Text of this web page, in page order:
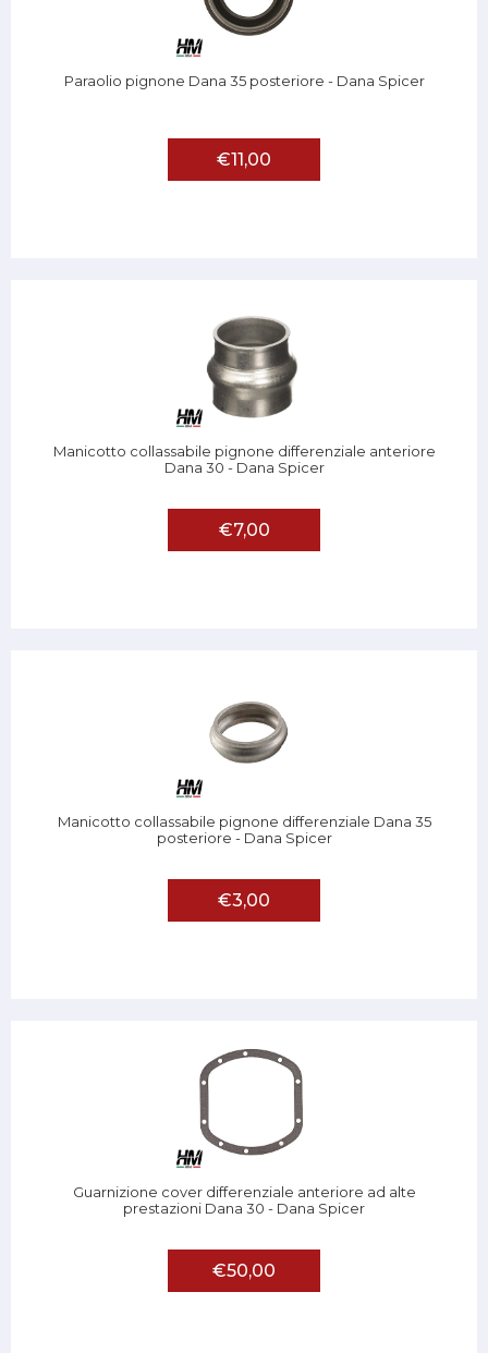
Paraolio pignone Dana 35 posteriore - Dana Spicer
€11,00
Manicotto collassabile pignone differenziale anteriore
Dana 30 - Dana Spicer
€7,00
Manicotto collassabile pignone differenziale Dana 35
posteriore - Dana Spicer
€3,00
Guarnizione cover differenziale anteriore ad alte
prestazioni Dana 30 - Dana Spicer
€50,00